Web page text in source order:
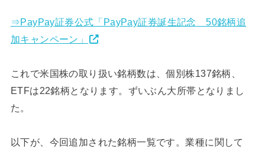
⇒PayPay証券公式「PayPay証券誕生記念 50銘柄追
加キャンペーン」
これで米国株の取り扱い銘柄数は、個別株137銘柄、
ETFは22銘柄となります。ずいぶん大所帯となりまし
た。
以下が、今回追加された銘柄一覧です。業種に関して